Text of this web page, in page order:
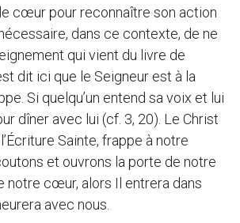
cœur pour reconnaître son action
dans ce contexte, de ne
qui vient du livre de
dit ici que le Seigneur est à la
Si quelqu’un entend sa voix et lui
dîner avec lui (cf. 3, 20). Le Christ
Sainte, frappe à notre
et ouvrons la porte de notre
notre cœur, alors Il entrera dans
avec nous.